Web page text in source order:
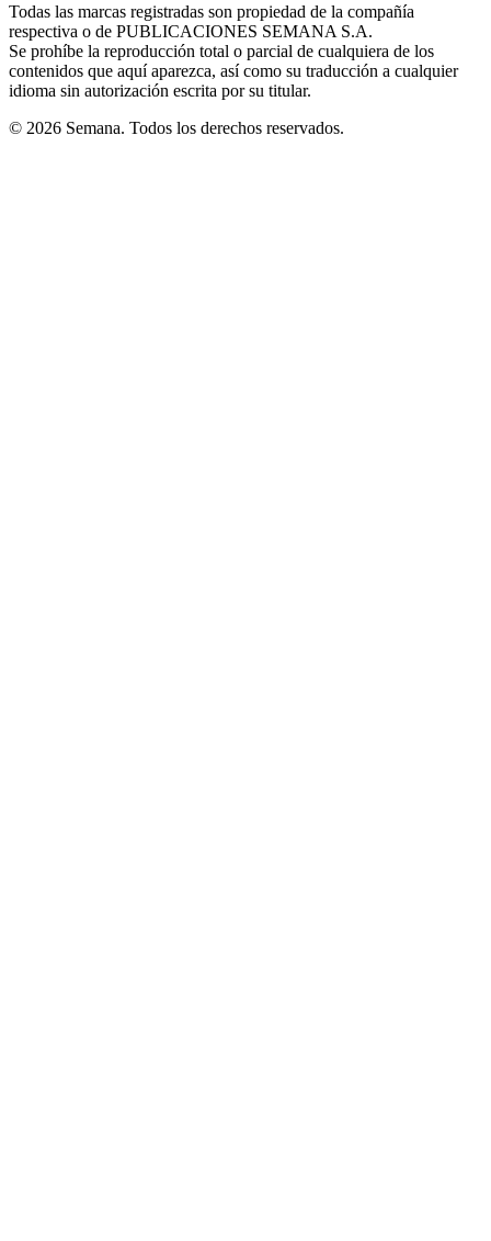
new
window
Todas las marcas registradas son propiedad de la compañía
respectiva o de PUBLICACIONES SEMANA S.A.
Se prohíbe la reproducción total o parcial de cualquiera de los
contenidos que aquí aparezca, así como su traducción a cualquier
idioma sin autorización escrita por su titular.
© 2026 Semana. Todos los derechos reservados.